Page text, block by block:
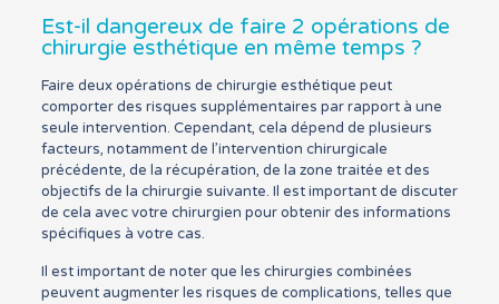
Est-il dangereux de faire 2 opérations de
chirurgie esthétique en même temps ?
Faire deux opérations de chirurgie esthétique peut
comporter des risques supplémentaires par rapport à une
seule intervention. Cependant, cela dépend de plusieurs
facteurs, notamment de l’intervention chirurgicale
précédente, de la récupération, de la zone traitée et des
objectifs de la chirurgie suivante. Il est important de discuter
de cela avec votre chirurgien pour obtenir des informations
spécifiques à votre cas.
Il est important de noter que les chirurgies combinées
peuvent augmenter les risques de complications, telles que